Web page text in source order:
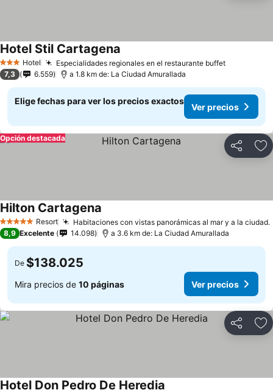
3 Estrellas
Hotel Especialidades regionales en el restaurante buffet
Hotel Stil Cartagena
7,3 6.559 a 1.8 km de: La Ciudad Amurallada
Elige fechas para ver los precios exactos
Ver precios
Compartir
Opción destacada
5 Estrellas Resort Habitaciones con vistas panorámicas al mar y a la ciudad.
Hilton Cartagena
8,9 Excelente 14.098 a 3.6 km de: La Ciudad Amurallada
De $138.025
Mira precios de 10 páginas Ver precios
Compartir
Hotel Don Pedro De Heredia